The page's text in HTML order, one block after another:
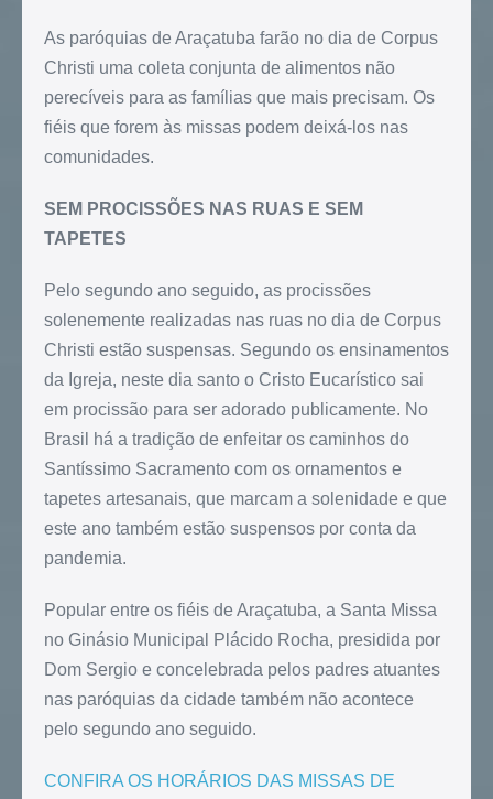
As paróquias de Araçatuba farão no dia de Corpus
Christi uma coleta conjunta de alimentos não
perecíveis para as famílias que mais precisam. Os
fiéis que forem às missas podem deixá-los nas
comunidades.
SEM PROCISSÕES NAS RUAS E SEM
TAPETES
Pelo segundo ano seguido, as procissões
solenemente realizadas nas ruas no dia de Corpus
Christi estão suspensas. Segundo os ensinamentos
da Igreja, neste dia santo o Cristo Eucarístico sai
em procissão para ser adorado publicamente. No
Brasil há a tradição de enfeitar os caminhos do
Santíssimo Sacramento com os ornamentos e
tapetes artesanais, que marcam a solenidade e que
este ano também estão suspensos por conta da
pandemia.
Popular entre os fiéis de Araçatuba, a Santa Missa
no Ginásio Municipal Plácido Rocha, presidida por
Dom Sergio e concelebrada pelos padres atuantes
nas paróquias da cidade também não acontece
pelo segundo ano seguido.
CONFIRA OS HORÁRIOS DAS MISSAS DE